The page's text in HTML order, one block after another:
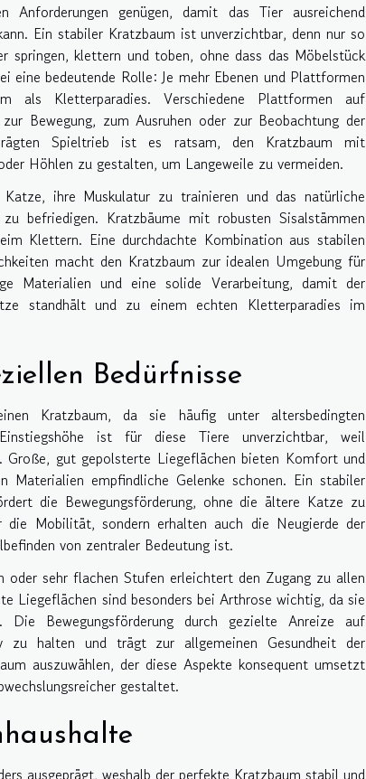
genügen, damit das Tier ausreichend
Ein stabiler Kratzbaum ist unverzichtbar, denn nur so
springen, klettern und toben, ohne dass das Möbelstück
bedeutende Rolle: Je mehr Ebenen und Plattformen
als Kletterparadies. Verschiedene Plattformen auf
Bewegung, zum Ausruhen oder zur Beobachtung der
Spieltrieb ist es ratsam, den Kratzbaum mit
Höhlen zu gestalten, um Langeweile zu vermeiden.
ihre Muskulatur zu trainieren und das natürliche
befriedigen. Kratzbäume mit robusten Sisalstämmen
Klettern. Eine durchdachte Kombination aus stabilen
macht den Kratzbaum zur idealen Umgebung für
Materialien und eine solide Verarbeitung, damit der
standhält und zu einem echten Kletterparadies im
Bedürfnisse
Kratzbaum, da sie häufig unter altersbedingten
ist für diese Tiere unverzichtbar, weil
Große, gut gepolsterte Liegeflächen bieten Komfort und
Materialien empfindliche Gelenke schonen. Ein stabiler
die Bewegungsförderung, ohne die ältere Katze zu
Mobilität, sondern erhalten auch die Neugierde der
von zentraler Bedeutung ist.
sehr flachen Stufen erleichtert den Zugang zu allen
Liegeflächen sind besonders bei Arthrose wichtig, da sie
Bewegungsförderung durch gezielte Anreize auf
zu halten und trägt zur allgemeinen Gesundheit der
auszuwählen, der diese Aspekte konsequent umsetzt
gestaltet.
ausgeprägt, weshalb der perfekte Kratzbaum stabil und